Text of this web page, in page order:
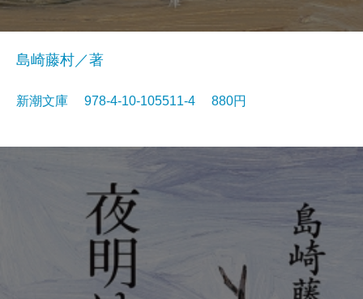
島崎藤村／著
新潮文庫 978-4-10-105511-4 880円